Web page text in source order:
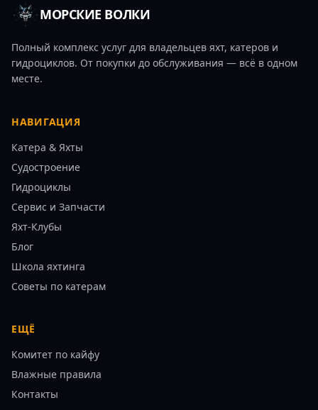
МОРСКИЕ ВОЛКИ
Полный комплекс услуг для владельцев яхт, катеров и
гидроциклов. От покупки до обслуживания — всё в одном
месте.
НАВИГАЦИЯ
Катера & Яхты
Судостроение
Гидроциклы
Сервис и Запчасти
Яхт-Клубы
Блог
Школа яхтинга
Советы по катерам
ЕЩЁ
Комитет по кайфу
Влажные правила
Контакты